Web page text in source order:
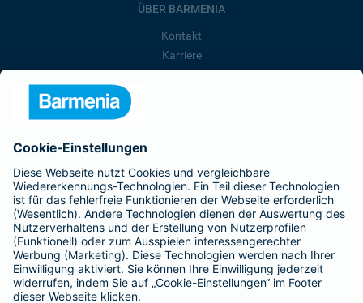
ÜBER BARMENIA
Kontakt
Karriere
Presse
Barmenia ist Teil der BarmeniaGothaer
BELIEBTE SEITEN
Kranken-Zusatzversicherung
Tierversicherungen
Haftpflichtversicherung
Hausratversicherung